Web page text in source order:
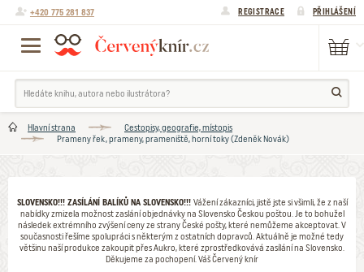
+420 775 281 837 REGISTRACE PŘIHLÁŠENÍ
Hlavní strana
Cestopisy, geografie, místopis
Prameny řek, prameny, prameniště, horní toky (Zdeněk Novák)
SLOVENSKO!!! ZASÍLÁNÍ BALÍKŮ NA SLOVENSKO!!! Vážení zákazníci, jistě jste si všimli, že z naší
nabídky zmizela možnost zaslání objednávky na Slovensko Českou poštou. Je to bohužel
následek extrémního zvýšení ceny ze strany České pošty, které nemůžeme akceptovat. V
současnosti řešíme spolupráci s některým z ostatních dopravců. Aktuálně je možné tedy
většinu naší produkce zakoupit přes Aukro, které zprostředkovává zasílání na Slovensko.
Děkujeme za pochopení. Váš Červený knír